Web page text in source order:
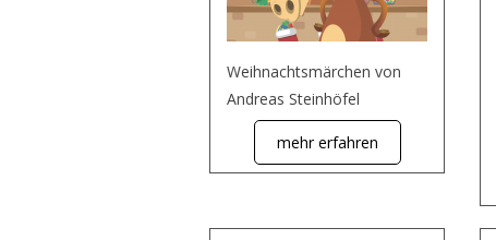
Weihnachtsmärchen von
Andreas Steinhöfel
mehr erfahren